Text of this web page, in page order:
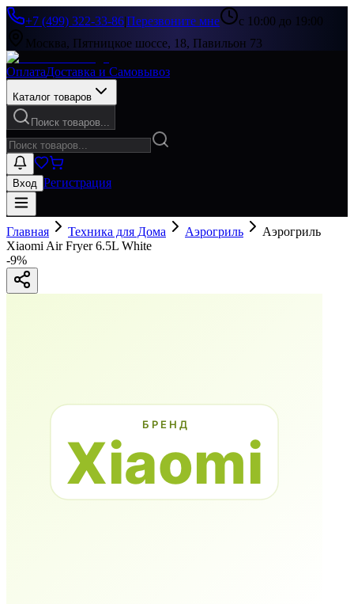
+7 (499) 322-33-86|Перезвоните мне
с 10:00 до 19:00
Москва, Пятницкое шоссе, 18, Павильон 73
ОплатаДоставка и Самовывоз
Каталог товаров
Поиск товаров...
Вход Регистрация
Главная Техника для Дома Аэрогриль
Аэрогриль
Xiaomi Air Fryer 6.5L White
-9%